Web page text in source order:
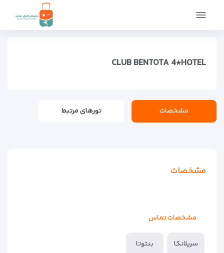
صفحه اصلی
CLUB BENTOTA 4*HOTEL
مشخصات تورهای مرتبط
مشخصات
مشخصات تماس
سریلانکا بنتوتا